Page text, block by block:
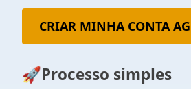
CRIAR MINHA CONTA
🚀Processo simples